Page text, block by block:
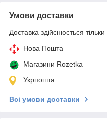
Умови доставки
Доставка здійснюється
Нова Пошта
Магазини Rozetka
Укрпошта
Всі умови доставки